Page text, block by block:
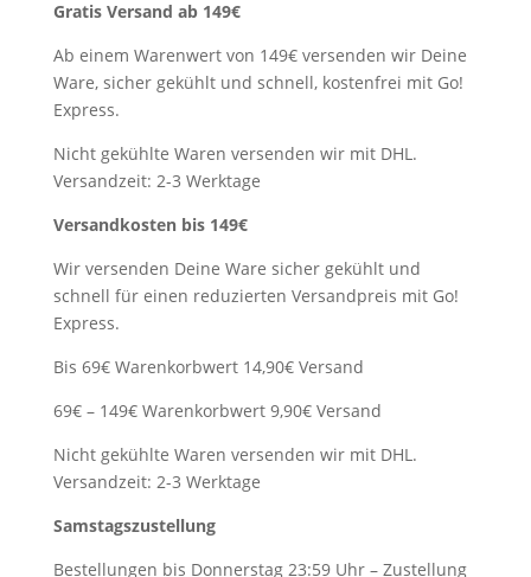
Gratis Versand ab 149€
Ab einem Warenwert von 149€ versenden wir Deine
Ware, sicher gekühlt und schnell, kostenfrei mit Go!
Express.
Nicht gekühlte Waren versenden wir mit DHL.
Versandzeit: 2-3 Werktage
Versandkosten bis 149€
Wir versenden Deine Ware sicher gekühlt und
schnell für einen reduzierten Versandpreis mit Go!
Express.
Bis 69€ Warenkorbwert 14,90€ Versand
69€ – 149€ Warenkorbwert 9,90€ Versand
Nicht gekühlte Waren versenden wir mit DHL.
Versandzeit: 2-3 Werktage
Samstagszustellung
Bestellungen bis Donnerstag 23:59 Uhr – Zustellung